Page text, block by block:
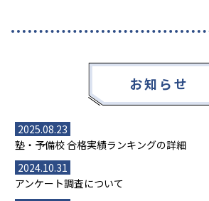
お知らせ
2025.08.23
塾・予備校 合格実績ランキングの詳細
2024.10.31
アンケート調査について